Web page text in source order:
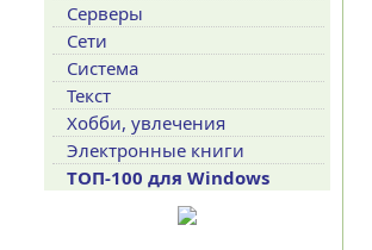
Серверы
Сети
Система
Текст
Хобби, увлечения
Электронные книги
ТОП-100 для Windows